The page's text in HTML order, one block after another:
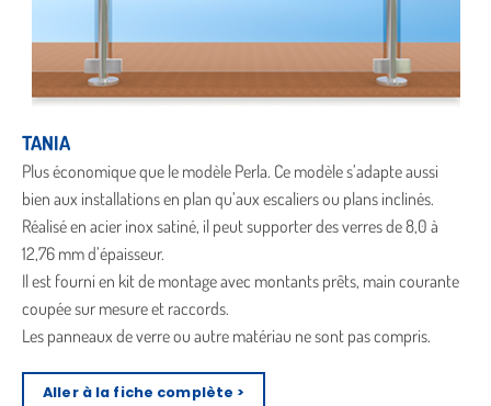
TANIA
Plus économique que le modèle Perla. Ce modèle s’adapte aussi
bien aux installations en plan qu’aux escaliers ou plans inclinés.
Réalisé en acier inox satiné, il peut supporter des verres de 8,0 à
12,76 mm d’épaisseur.
Il est fourni en kit de montage avec montants prêts, main courante
coupée sur mesure et raccords.
Les panneaux de verre ou autre matériau ne sont pas compris.
Aller à la fiche complète >